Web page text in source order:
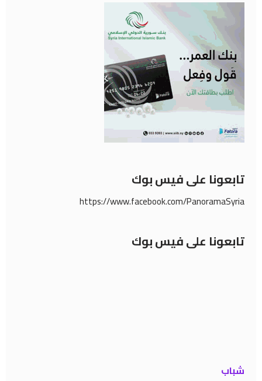
تابعونا على فيس بوك
https://www.facebook.com/PanoramaSyria
تابعونا على فيس بوك
شباب